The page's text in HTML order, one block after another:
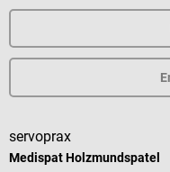
servoprax
Medispat Holzmundspatel